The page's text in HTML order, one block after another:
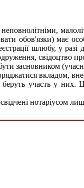
обов'язки) має
шлюбу, у
свідоцтво
засновником
вкладом,
беруть участь у
нотаріусом